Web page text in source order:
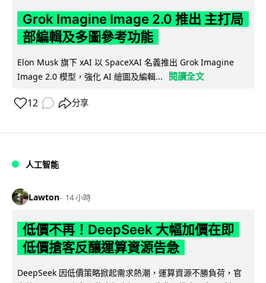
Grok Imagine Image 2.0 推出 主打局
部編輯及多圖參考功能
Elon Musk 旗下 xAI 以 SpaceXAI 名義推出 Grok Imagine
Image 2.0 模型，強化 AI 繪圖及編輯...
閱讀全文
12 分享
人工智能
Lawton 14 小時
低價不再！DeepSeek 大幅加價在即
低價搶客反釀運算資源告急
DeepSeek 因低價策略掀起需求熱潮，運算資源不勝負荷，官